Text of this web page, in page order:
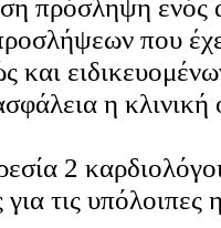
πρόσληψη
που
και
η κλινική
2 καρδιολόγοι
τις υπόλοιπες